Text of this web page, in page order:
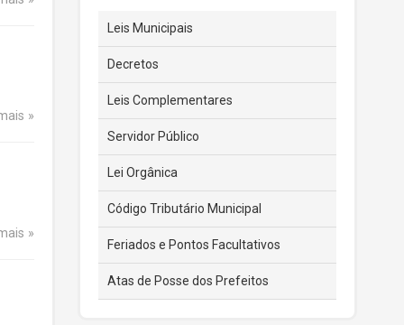
Leis Municipais
Decretos
Leis Complementares
Servidor Público
Lei Orgânica
Código Tributário Municipal
Feriados e Pontos Facultativos
Atas de Posse dos Prefeitos